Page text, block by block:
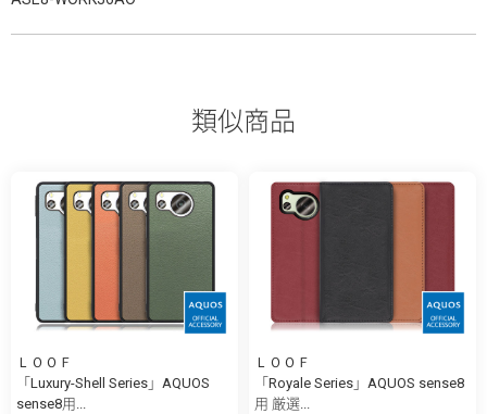
類似商品
ＬＯＯＦ
「Luxury-Shell Series」AQUOS
sense8用...
ＬＯＯＦ
「Royale Series」AQUOS sense8
用 厳選...